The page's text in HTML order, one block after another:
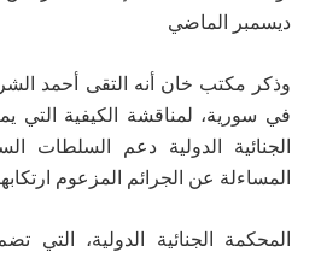
ديسمبر الماضي
وذكر مكتب خان أنه التقى أحمد
في سورية، لمناقشة الكيفية التي
الجنائية الدولية دعم السلطات
المساءلة عن الجرائم المزعوم